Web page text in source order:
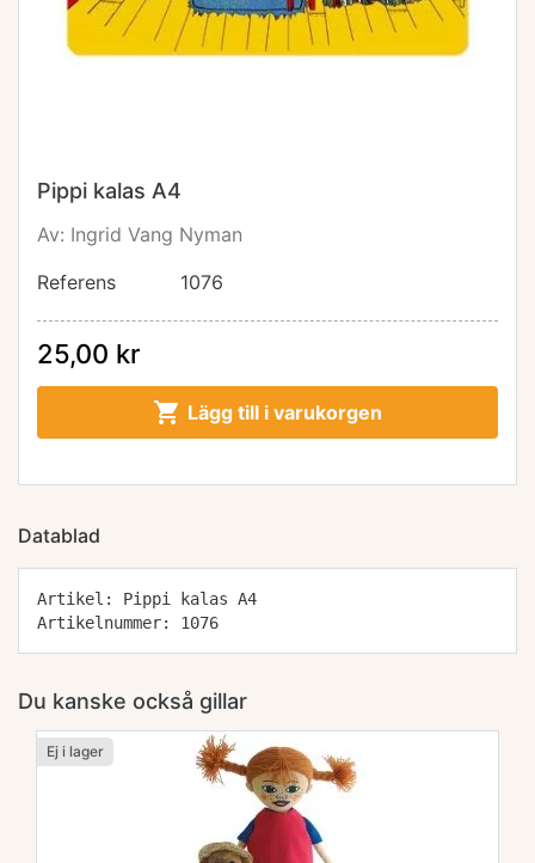
Pippi kalas A4
Av: Ingrid Vang Nyman
Referens
1076
25,00 kr
 Lägg till i varukorgen
Datablad
Artikel: Pippi kalas A4
Artikelnummer: 1076
Du kanske också gillar
Ej i lager